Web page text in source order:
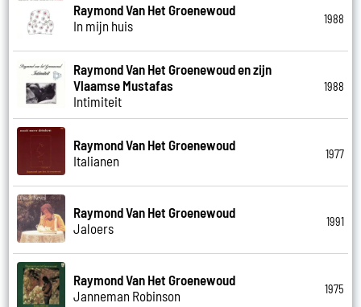
Raymond Van Het Groenewoud
In mijn huis
1988
Raymond Van Het Groenewoud en zijn
Vlaamse Mustafas
Intimiteit
1988
Raymond Van Het Groenewoud
Italianen
1977
Raymond Van Het Groenewoud
Jaloers
1991
Raymond Van Het Groenewoud
Janneman Robinson
1975